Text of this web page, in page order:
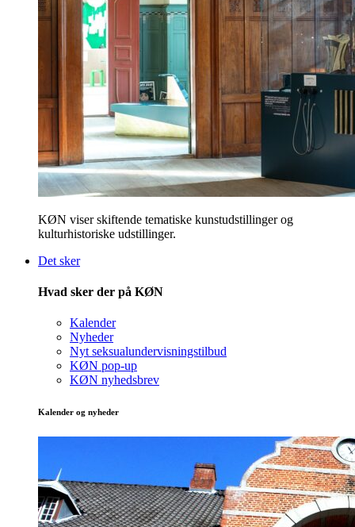
KØN viser skiftende tematiske kunstudstillinger og
kulturhistoriske udstillinger.
Det sker
Hvad sker der på KØN
Kalender
Nyheder
Nyt seksualundervisningstilbud
KØN pop-up
KØN nyhedsbrev
Kalender og nyheder